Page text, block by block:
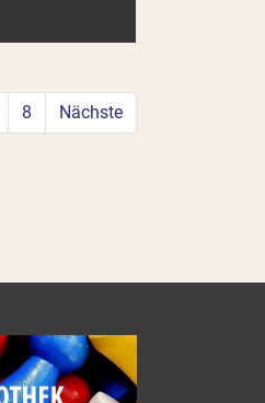
8 Nächste